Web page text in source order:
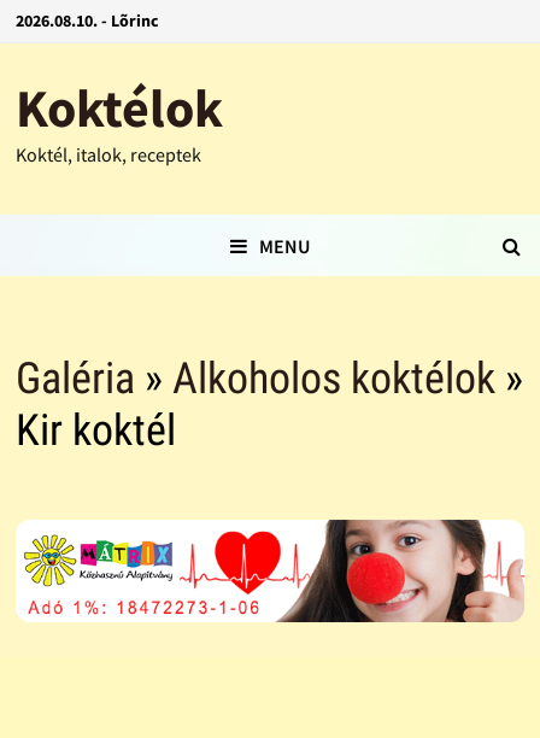
2026.08.10. - Lõrinc
Koktélok
Koktél, italok, receptek
MENU
Galéria » Alkoholos koktélok»
Kir koktél